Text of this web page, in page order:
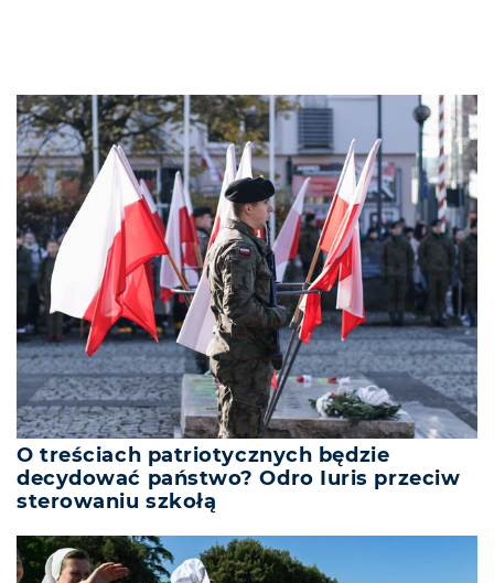
O treściach patriotycznych będzie
decydować państwo? Odro Iuris przeciw
sterowaniu szkołą